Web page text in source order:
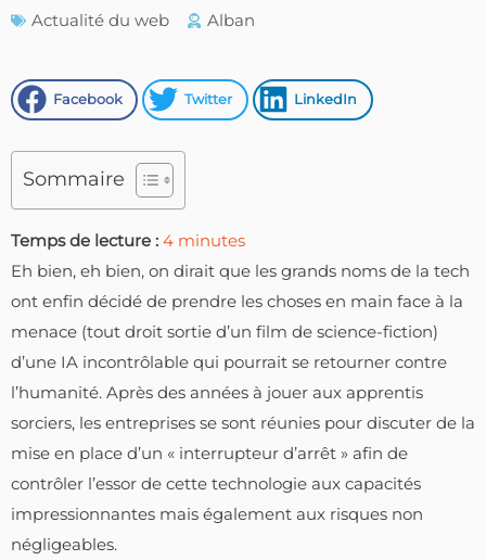
Actualité du web
Alban
Facebook Twitter LinkedIn
Sommaire
Temps de lecture : 4 minutes
Eh bien, eh bien, on dirait que les grands noms de la tech
ont enfin décidé de prendre les choses en main face à la
menace (tout droit sortie d’un film de science-fiction)
d’une IA incontrôlable qui pourrait se retourner contre
l’humanité. Après des années à jouer aux apprentis
sorciers, les entreprises se sont réunies pour discuter de la
mise en place d’un « interrupteur d’arrêt » afin de
contrôler l’essor de cette technologie aux capacités
impressionnantes mais également aux risques non
négligeables.